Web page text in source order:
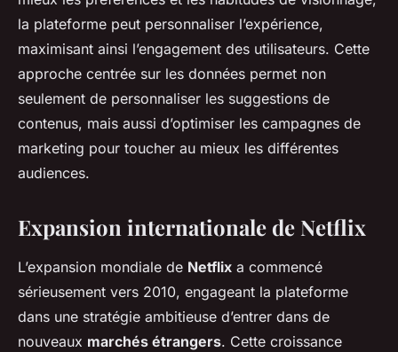
la plateforme peut personnaliser l’expérience,
maximisant ainsi l’engagement des utilisateurs. Cette
approche centrée sur les données permet non
seulement de personnaliser les suggestions de
contenus, mais aussi d’optimiser les campagnes de
marketing pour toucher au mieux les différentes
audiences.
Expansion internationale de Netflix
L’expansion mondiale de Netflix a commencé
sérieusement vers 2010, engageant la plateforme
dans une stratégie ambitieuse d’entrer dans de
nouveaux marchés étrangers. Cette croissance